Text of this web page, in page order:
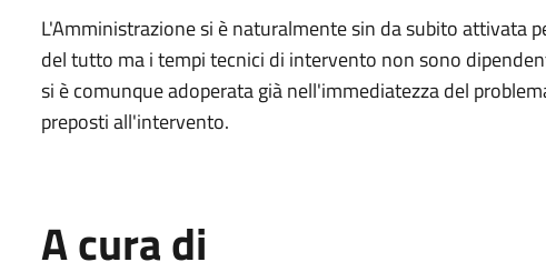
L'Amministrazione si è naturalmente sin da subito attivata
del tutto ma i tempi tecnici di intervento non sono
si è comunque adoperata già nell'immediatezza del
preposti all'intervento.
A cura di